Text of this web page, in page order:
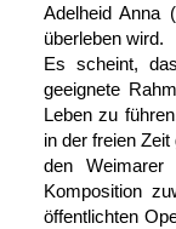
Adelheid Anna
überleben wird.
Es scheint,
geeignete
Leben zu
in der freien
den Weimarer
Komposition
öffentlichten